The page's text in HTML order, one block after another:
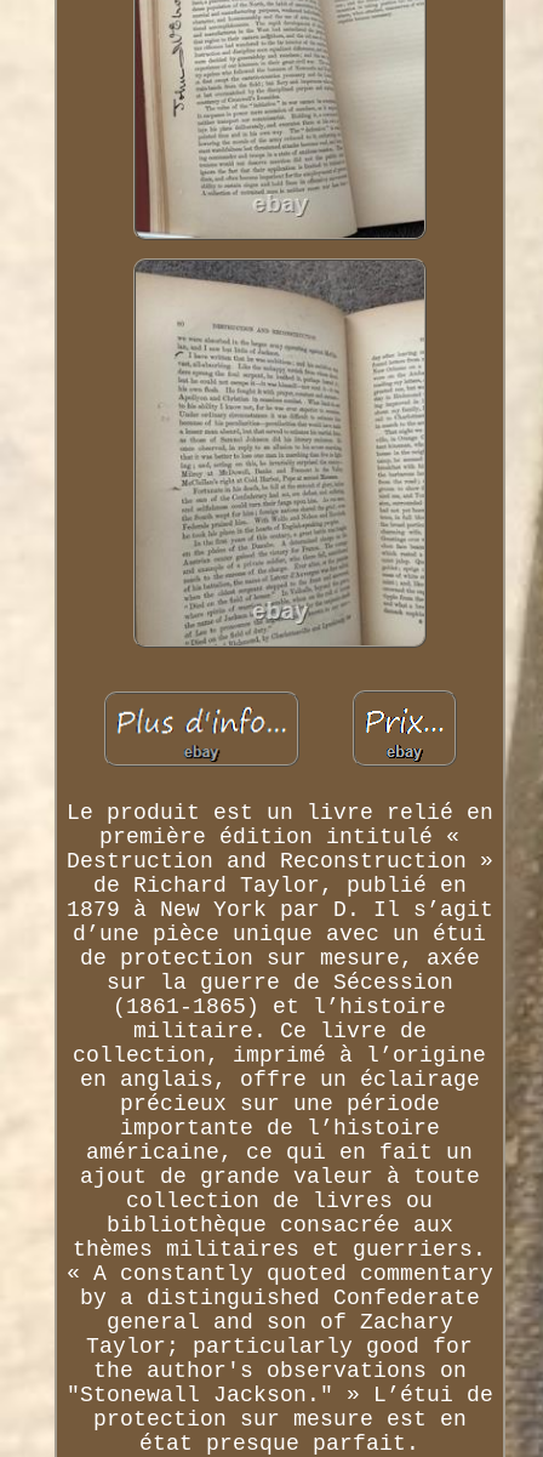
Le produit est un livre relié en
première édition intitulé «
Destruction and Reconstruction »
de Richard Taylor, publié en
1879 à New York par D. Il s’agit
d’une pièce unique avec un étui
de protection sur mesure, axée
sur la guerre de Sécession
(1861-1865) et l’histoire
militaire. Ce livre de
collection, imprimé à l’origine
en anglais, offre un éclairage
précieux sur une période
importante de l’histoire
américaine, ce qui en fait un
ajout de grande valeur à toute
collection de livres ou
bibliothèque consacrée aux
thèmes militaires et guerriers.
« A constantly quoted commentary
by a distinguished Confederate
general and son of Zachary
Taylor; particularly good for
the author's observations on
"Stonewall Jackson." » L’étui de
protection sur mesure est en
état presque parfait.